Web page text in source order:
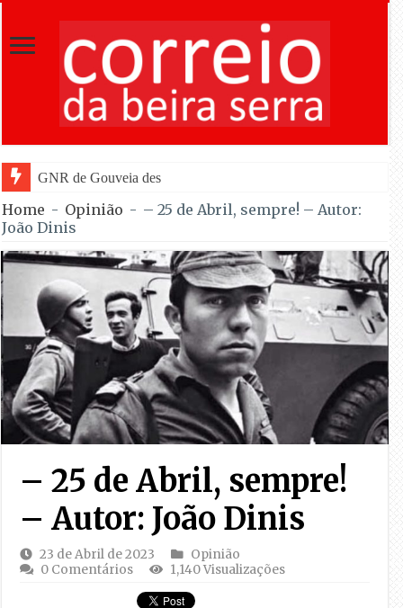
GNR de Gouveia desmantelou alegada rede de furtos de
Home - Opinião - – 25 de Abril, sempre! – Autor:
João Dinis
– 25 de Abril, sempre!
– Autor: João Dinis
23 de Abril de 2023
Opinião
0 Comentários
1,140 Visualizações